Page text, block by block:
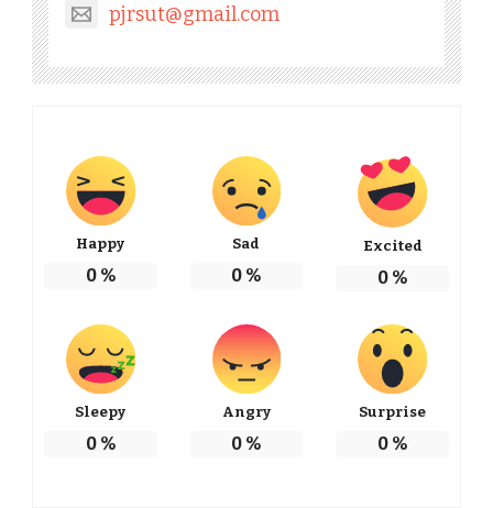
pjrsut@gmail.com
Happy
0%
Sad
0 %
Excited
0 %
Sleepy
0%
Angry
0 %
Surprise
0 %